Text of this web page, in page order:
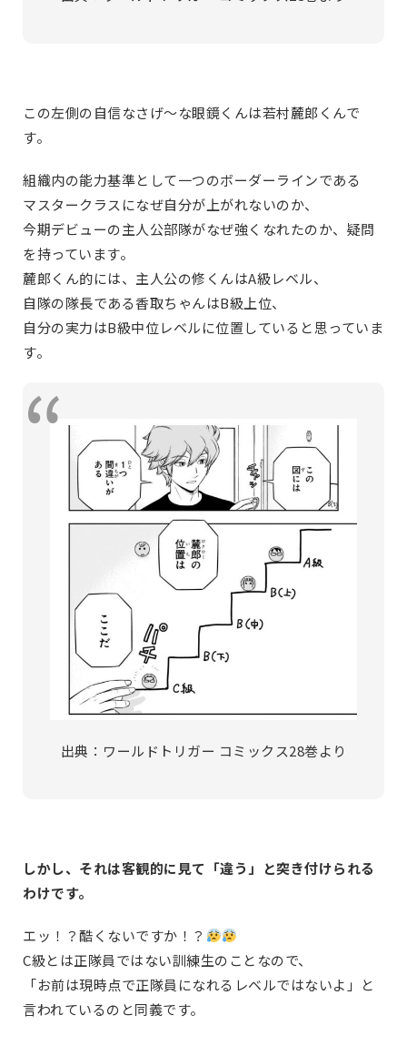
この左側の自信なさげ～な眼鏡くんは若村麓郎くんで
す。
組織内の能力基準として一つのボーダーラインである
マスタークラスになぜ自分が上がれないのか、
今期デビューの主人公部隊がなぜ強くなれたのか、疑問
を持っています。
麓郎くん的には、主人公の修くんはA級レベル、
自隊の隊長である香取ちゃんはB級上位、
自分の実力はB級中位レベルに位置していると思っていま
す。
出典：ワールドトリガー コミックス28巻より
しかし、それは客観的に見て「違う」と突き付けられる
わけです。
エッ！？酷くないですか！？
C級とは正隊員ではない訓練生のことなので、
「お前は現時点で正隊員になれるレベルではないよ」と
言われているのと同義です。